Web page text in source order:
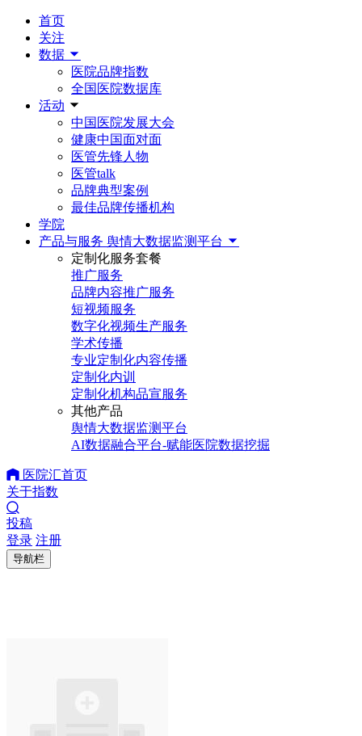
首页
关注
数据
医院品牌指数
全国医院数据库
活动
中国医院发展大会
健康中国面对面
医管先锋人物
医管talk
品牌典型案例
最佳品牌传播机构
学院
产品与服务 舆情大数据监测平台
定制化服务套餐
推广服务
品牌内容推广服务
短视频服务
数字化视频生产服务
学术传播
专业定制化内容传播
定制化内训
定制化机构品宣服务
其他产品
舆情大数据监测平台
AI数据融合平台-赋能医院数据挖掘
医院汇首页
关于指数
投稿
登录 注册
导航栏